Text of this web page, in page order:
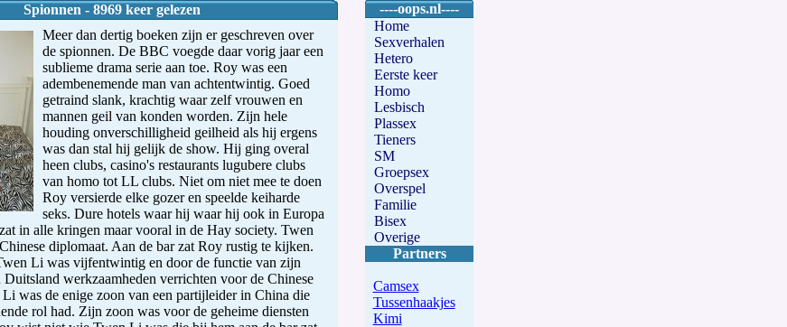
Spionnen - 8969 keer gelezen
Meer dan dertig boeken zijn er geschreven over
de spionnen. De BBC voegde daar vorig jaar een
sublieme drama serie aan toe. Roy was een
adembenemende man van achtentwintig. Goed
getraind slank, krachtig waar zelf vrouwen en
mannen geil van konden worden. Zijn hele
houding onverschilligheid geilheid als hij ergens
was dan stal hij gelijk de show. Hij ging overal
heen clubs, casino's restaurants lugubere clubs
van homo tot LL clubs. Niet om niet mee te doen
Roy versierde elke gozer en speelde keiharde
seks. Dure hotels waar hij waar hij ook in Europa
in alle kringen maar vooral in de Hay society. Twen
diplomaat. Aan de bar zat Roy rustig te kijken.
Li was vijfentwintig en door de functie van zijn
werkzaamheden verrichten voor de Chinese
Li was de enige zoon van een partijleider in China die
rol had. Zijn zoon was voor de geheime diensten
----oops.nl----
Home
Sexverhalen
Hetero
Eerste keer
Homo
Lesbisch
Plassex
Tieners
SM
Groepsex
Overspel
Familie
Bisex
Overige
Partners